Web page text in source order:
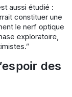
aussi étudié :
constituer une
le nerf optique
exploratoire,
des